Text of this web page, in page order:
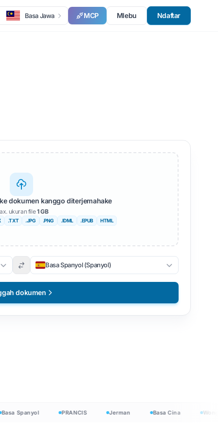
Basa Jawa MCP Mlebu Ndaftar
dokumen kanggo diterjemahake
ukuran file1 GB
.TXT .JPG .PNG .IDML .EPUB HTML
Basa Spanyol (Spanyol)
dokumen
Spanyol PRANCIS Jerman Basa Cina Wong